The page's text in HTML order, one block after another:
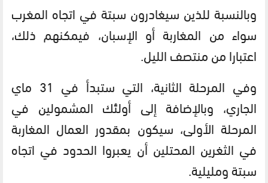
وبالنسبة للذين سيغادرون سبتة في اتجاه المغرب
سواء من المغاربة أو الإسبان، فيمكنهم ذلك،
اعتبارا من منتصف الليل.
وفي المرحلة الثانية، التي ستبدأ في 31 ماي
الجاري، وبالإضافة إلى أولئك المشمولين في
المرحلة الأولى، سيكون بمقدور العمال المغاربة
في الثغرين المحتلين أن يعبروا الحدود في اتجاه
سبتة ومليلية.